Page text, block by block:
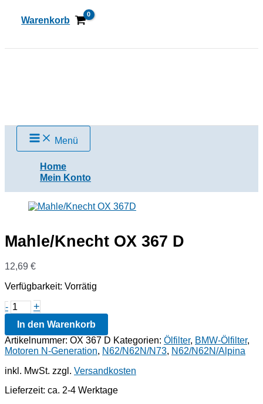
InhaltWarenkorb
Menü
Home
Mein Konto
Mahle/Knecht OX 367 D
12,69 €
Verfügbarkeit: Vorrätig
- Mahle/Knecht
OX
367
D
Menge
+
In den Warenkorb
Artikelnummer: OX 367 D Kategorien: Ölfilter, BMW-Ölfilter,
Motoren N-Generation, N62/N62N/N73, N62/N62N/Alpina
inkl. MwSt. zzgl. Versandkosten
Lieferzeit: ca. 2-4 Werktage